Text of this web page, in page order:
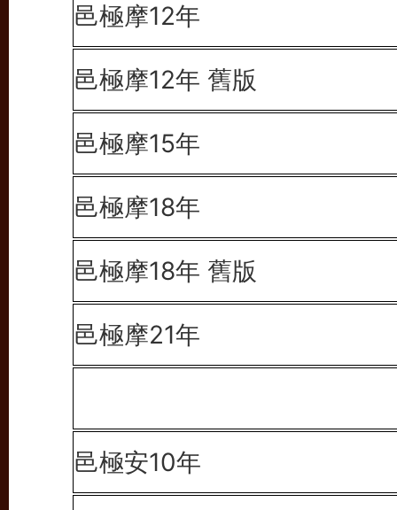
邑極摩12年
邑極摩12年 舊版
邑極摩15年
邑極摩18年
邑極摩18年 舊版
邑極摩21年
邑極安10年